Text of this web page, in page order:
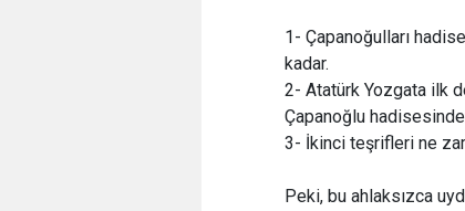
1- Çapanoğulları
kadar.
2- Atatürk Yozgata ilk
Çapanoğlu
3- İkinci teşrifleri ne
Peki, bu ahlaksızca